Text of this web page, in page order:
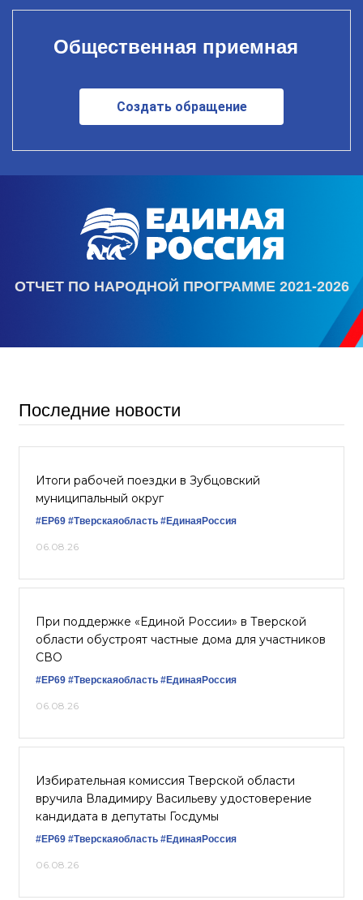
Общественная приемная
Создать обращение
ОТЧЕТ ПО НАРОДНОЙ ПРОГРАММЕ 2021-2026
Последние новости
Итоги рабочей поездки в Зубцовский
муниципальный округ
#ЕР69 #Тверскаяобласть #ЕдинаяРоссия
06.08.26
При поддержке «Единой России» в Тверской
области обустроят частные дома для участников
СВО
#ЕР69 #Тверскаяобласть #ЕдинаяРоссия
06.08.26
Избирательная комиссия Тверской области
вручила Владимиру Васильеву удостоверение
кандидата в депутаты Госдумы
#ЕР69 #Тверскаяобласть #ЕдинаяРоссия
06.08.26